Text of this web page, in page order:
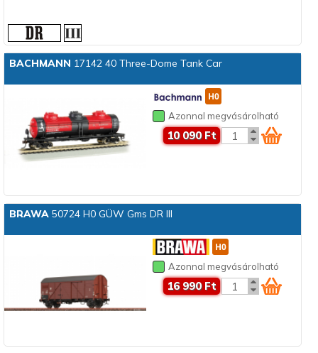
BACHMANN 17142 40 Three-Dome Tank Car
Azonnal megvásárolható
10 090 Ft
BRAWA50724 H0 GÜW Gms DR III
Azonnal megvásárolható
16 990 Ft